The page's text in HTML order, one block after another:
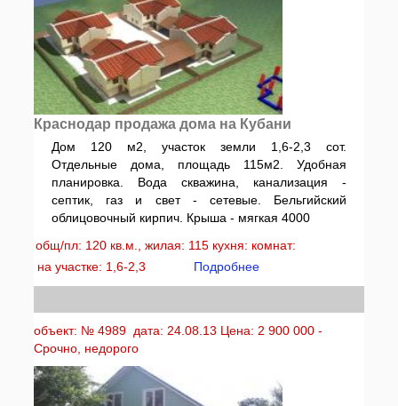
Краснодар продажа дома на Кубани
Дом 120 м2, участок земли 1,6-2,3 сот.
Отдельные дома, площадь 115м2. Удобная
планировка. Вода скважина, канализация -
септик, газ и свет - сетевые. Бельгийский
облицовочный кирпич. Крыша - мягкая 4000
общ/пл: 120 кв.м., жилая: 115 кухня: комнат:
на участке: 1,6-2,3
Подробнее
объект: № 4989 дата: 24.08.13 Цена: 2 900 000 -
Срочно, недорого